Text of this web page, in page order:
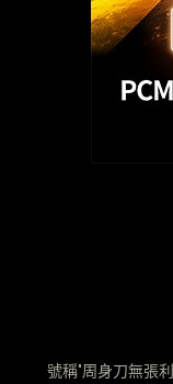
號稱"周身刀無張